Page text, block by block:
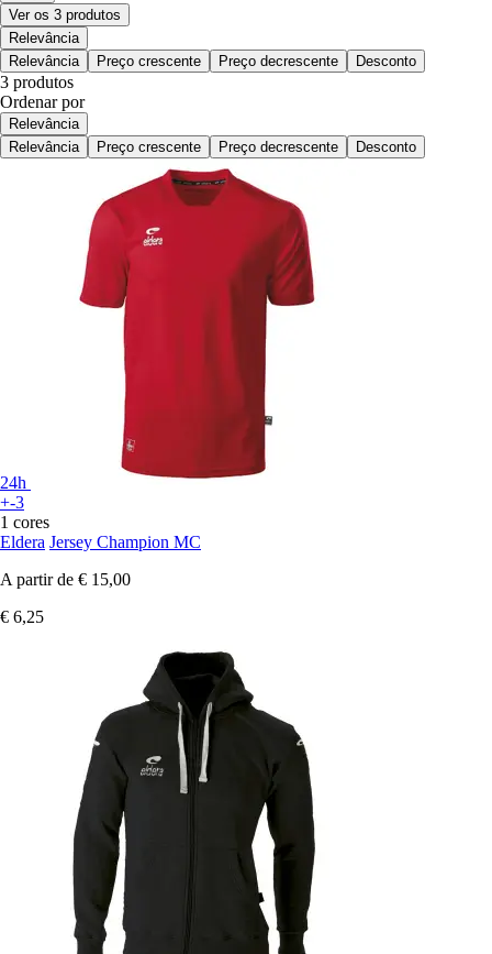
Ver os 3 produtos
Relevância
Relevância
Preço crescente Preço decrescente Desconto
3 produtos
Ordenar por
Relevância
Relevância
Preço crescente Preço decrescente Desconto
24h
+-3
1 cores
Eldera Jersey Champion MC
A partir de € 15,00
€ 6,25